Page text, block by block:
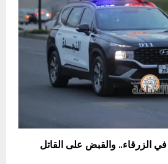
الزرقاء.. والقبض على القاتل